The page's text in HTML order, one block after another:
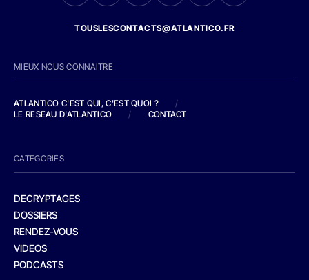
TOUSLESCONTACTS@ATLANTICO.FR
MIEUX NOUS CONNAITRE
ATLANTICO C'EST QUI, C'EST QUOI ?
/
LE RESEAU D'ATLANTICO
/ CONTACT
CATEGORIES
DECRYPTAGES
DOSSIERS
RENDEZ-VOUS
VIDEOS
PODCASTS